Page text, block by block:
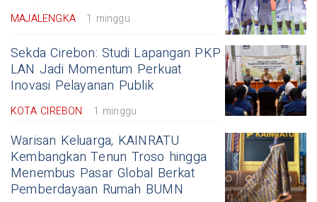
MAJALENGKA 1 minggu
Sekda Cirebon: Studi Lapangan PKP
LAN Jadi Momentum Perkuat
Inovasi Pelayanan Publik
KOTA CIREBON 1 minggu
Warisan Keluarga, KAINRATU
Kembangkan Tenun Troso hingga
Menembus Pasar Global Berkat
Pemberdayaan Rumah BUMN